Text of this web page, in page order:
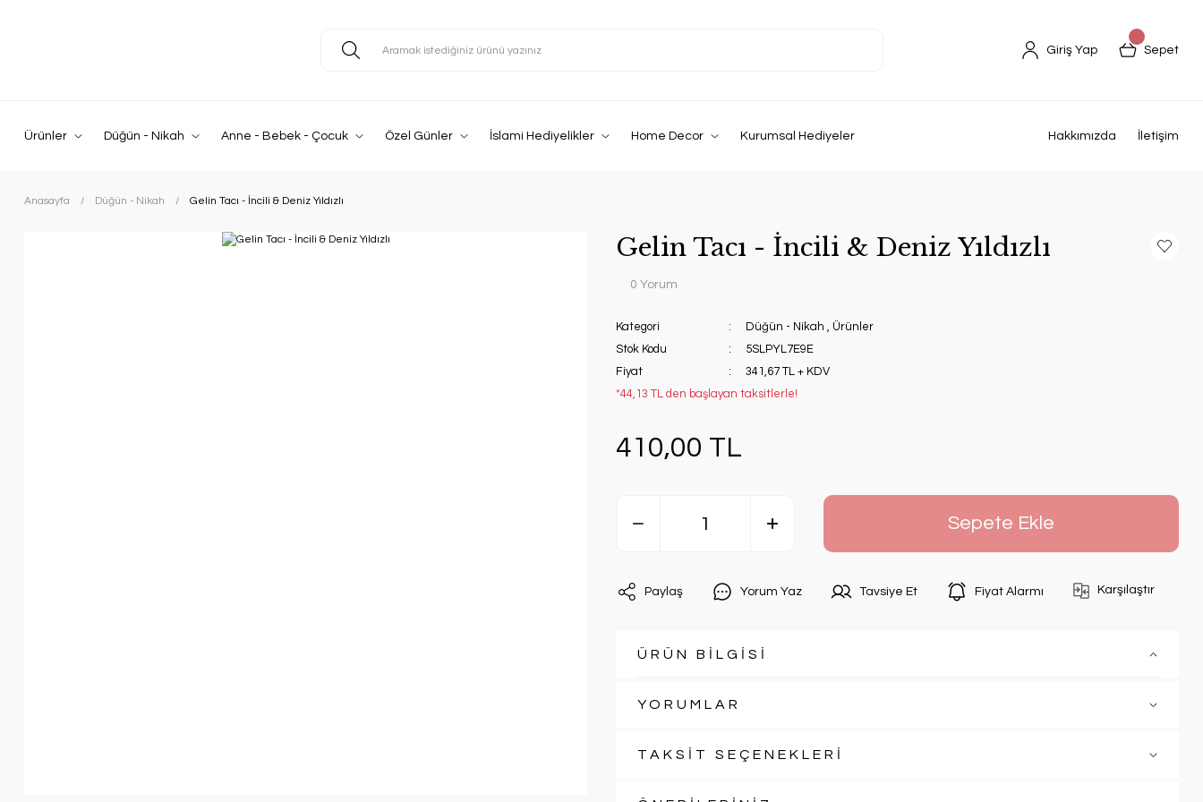
Giriş Yap Sepet
Ürünler Düğün - Nikah Anne - Bebek - Çocuk Özel Günler İslami Hediyelikler Home Decor Kurumsal Hediyeler Hakkımızda İletişim
Anasayfa Düğün - Nikah Gelin Tacı - İncili & Deniz Yıldızlı
Gelin Tacı - İncili & Deniz Yıldızlı
0 Yorum
Kategori Düğün - Nikah , Ürünler
Stok Kodu
5SLPYL7E9E
Fiyat
341,67 TL + KDV
*44,13 TL den başlayan taksitlerle!
410,00 TL
Sepete Ekle
Paylaş Yorum Yaz Tavsiye Et Fiyat Alarmı Karşılaştır
ÜRÜN BİLGİSİ
YORUMLAR
TAKSİT SEÇENEKLERİ